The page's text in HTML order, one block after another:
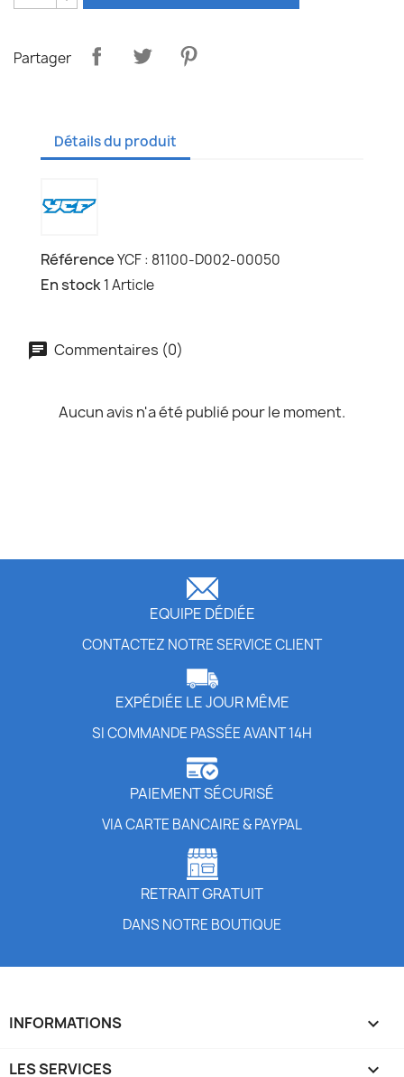
Partager
Détails du produit
RéférenceYCF : 81100-D002-00050
En stock1 Article
Commentaires (0)
Aucun avis n'a été publié pour le moment.
EQUIPE DÉDIÉE
CONTACTEZ NOTRE SERVICE CLIENT
EXPÉDIÉE LE JOUR MÊME
SI COMMANDE PASSÉE AVANT 14H
PAIEMENT SÉCURISÉ
VIA CARTE BANCAIRE & PAYPAL
RETRAIT GRATUIT
DANS NOTRE BOUTIQUE
INFORMATIONS 
LES SERVICES 